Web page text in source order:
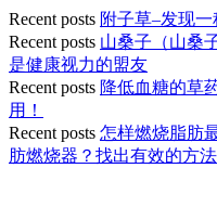
Recent posts 附子草–发现
Recent posts 山桑子（山桑
是健康视力的盟友
Recent posts 降低血糖的草
用！
Recent posts 怎样燃烧脂肪
肪燃烧器？找出有效的方法